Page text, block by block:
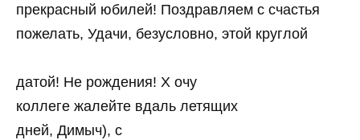
прекрасный юбилей! Поздравляем с счастья
пожелать, Удачи, безусловно, этой круглой
датой! Не рождения! Х очу
коллеге жалейте вдаль летящих
дней, Димыч), с